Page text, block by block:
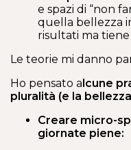
e spazi di “non
quella bellezza
risultati ma tiene
Le teorie mi danno
Ho pensato alcune
pluralità (e la
Creare micro-
giornate piene: